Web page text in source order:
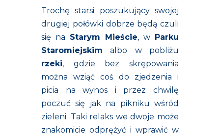
Trochę starsi poszukujący swojej
drugiej połówki dobrze będą czuli
się na Starym Mieście, w Parku
Staromiejskim albo w pobliżu
rzeki, gdzie bez skrępowania
można wziąć coś do zjedzenia i
picia na wynos i przez chwilę
poczuć się jak na pikniku wśród
zieleni. Taki relaks we dwoje może
znakomicie odprężyć i wprawić w